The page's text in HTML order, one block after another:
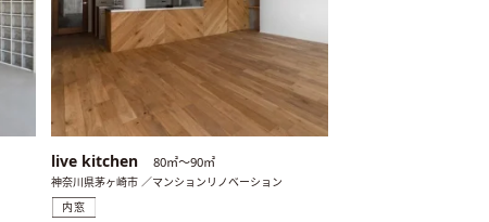
live kitchen 80㎡〜90㎡
神奈川県茅ヶ崎市 ／マンションリノベーション
内窓